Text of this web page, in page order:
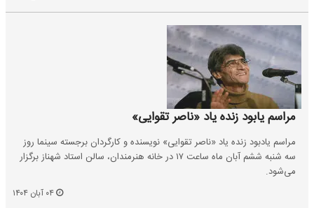
مراسم یابود زنده یاد «ناصر تقوایی»
مراسم یادبود زنده یاد «ناصر تقوایی» نویسنده و کارگردان برجسته سینما روز
سه شنبه ششم آبان ماه ساعت ۱۷ در خانه هنرمندان، سالن استاد شهناز برگزار
می‌شود.